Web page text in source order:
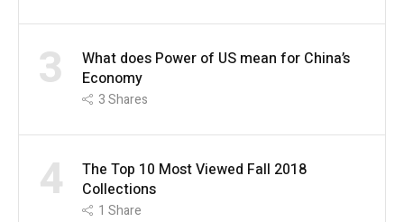
3
What does Power of US mean for China’s
Economy
3Shares
4
The Top 10 Most Viewed Fall 2018
Collections
1 Share